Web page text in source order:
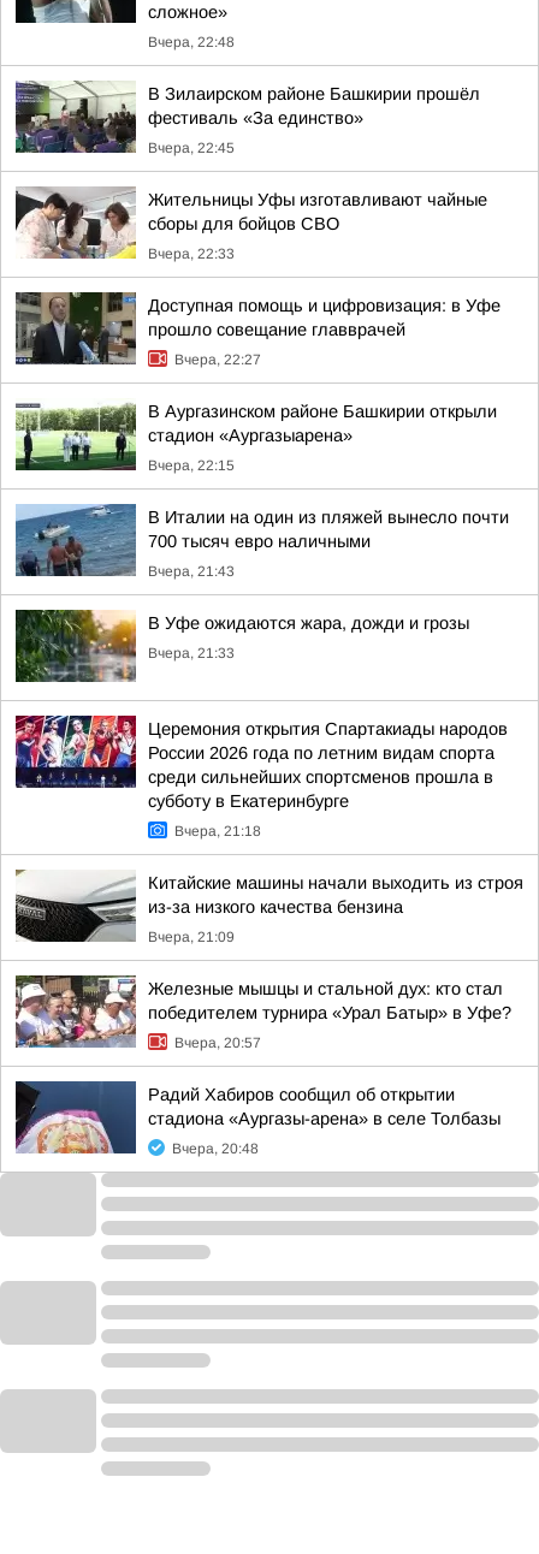
сложное»
Вчера, 22:48
В Зилаирском районе Башкирии прошёл
фестиваль «За единство»
Вчера, 22:45
Жительницы Уфы изготавливают чайные
сборы для бойцов СВО
Вчера, 22:33
Доступная помощь и цифровизация: в Уфе
прошло совещание главврачей
Вчера, 22:27
В Аургазинском районе Башкирии открыли
стадион «Аургазыарена»
Вчера, 22:15
В Италии на один из пляжей вынесло почти
700 тысяч евро наличными
Вчера, 21:43
В Уфе ожидаются жара, дожди и грозы
Вчера, 21:33
Церемония открытия Спартакиады народов
России 2026 года по летним видам спорта
среди сильнейших спортсменов прошла в
субботу в Екатеринбурге
Вчера, 21:18
Китайские машины начали выходить из строя
из-за низкого качества бензина
Вчера, 21:09
Железные мышцы и стальной дух: кто стал
победителем турнира «Урал Батыр» в Уфе?
Вчера, 20:57
Радий Хабиров сообщил об открытии
стадиона «Аургазы-арена» в селе Толбазы
Вчера, 20:48